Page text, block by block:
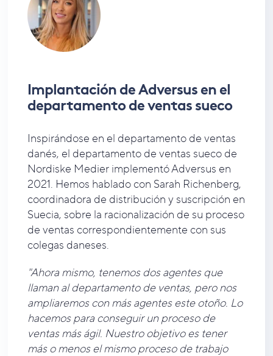
Implantación de Adversus en el
departamento de ventas sueco
Inspirándose en el departamento de ventas
danés, el departamento de ventas sueco de
Nordiske Medier implementó Adversus en
2021. Hemos hablado con Sarah Richenberg,
coordinadora de distribución y suscripción en
Suecia, sobre la racionalización de su proceso
de ventas correspondientemente con sus
colegas daneses.
"Ahora mismo, tenemos dos agentes que
llaman al departamento de ventas, pero nos
ampliaremos con más agentes este otoño. Lo
hacemos para conseguir un proceso de
ventas más ágil. Nuestro objetivo es tener
más o menos el mismo proceso de trabajo